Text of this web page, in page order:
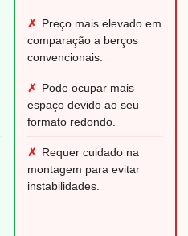
✗ Preço mais elevado em
comparação a berços
convencionais.
✗ Pode ocupar mais
espaço devido ao seu
formato redondo.
✗ Requer cuidado na
montagem para evitar
instabilidades.